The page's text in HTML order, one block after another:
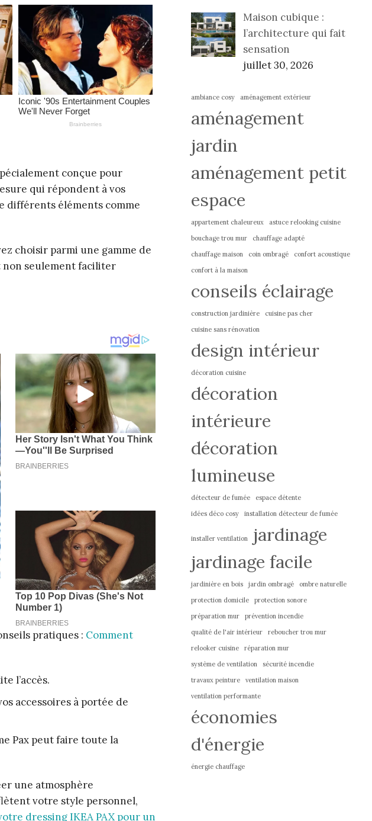
conçue pour
qui répondent à vos
différents éléments comme
choisir parmi une gamme de
non seulement faciliter
pratiques : Comment
l’accès.
accessoires à portée de
Pax peut faire toute la
une atmosphère
votre style personnel,
dressing IKEA PAX pour un
Maison cubique :
l’architecture qui fait
sensation
juillet 30, 2026
ambiance cosy aménagement extérieur
aménagement
jardin
aménagement petit
espace
appartement chaleureux
astuce relooking cuisine
bouchage trou mur
chauffage adapté
chauffage maison
coin ombragé
confort acoustique
confort à la maison
conseils éclairage
construction jardinière
cuisine pas cher
cuisine sans rénovation
design intérieur
décoration cuisine
décoration
intérieure
décoration
lumineuse
détecteur de fumée
espace détente
idées déco cosy
installation détecteur de fumée
installer ventilation
jardinage
jardinage facile
jardinière en bois jardin ombragé
ombre naturelle
protection domicile
protection sonore
préparation mur
prévention incendie
qualité de l'air intérieur
reboucher trou mur
relooker cuisine
réparation mur
système de ventilation
sécurité incendie
travaux peinture
ventilation maison
ventilation performante
économies
d'énergie
énergie chauffage